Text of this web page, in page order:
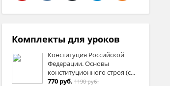
Комплекты для уроков
Конституция Российской
Федерации. Основы
конституционного строя (с...
770 руб. 1190 руб.